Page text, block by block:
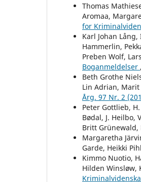
Thomas
Aromaa,
for
Karl Johan
Hammerlin,
Preben Wolf,
Boganmeldelser ,
Beth Grothe
Lin Adrian, Marit
Årg. 97 Nr. 2
Peter Gottlieb,
Bødal, J. Heilbo,
Britt Grünewald,
Margaretha
Garde, Heikki
Kimmo Nuotio,
Hilden Winsløw,